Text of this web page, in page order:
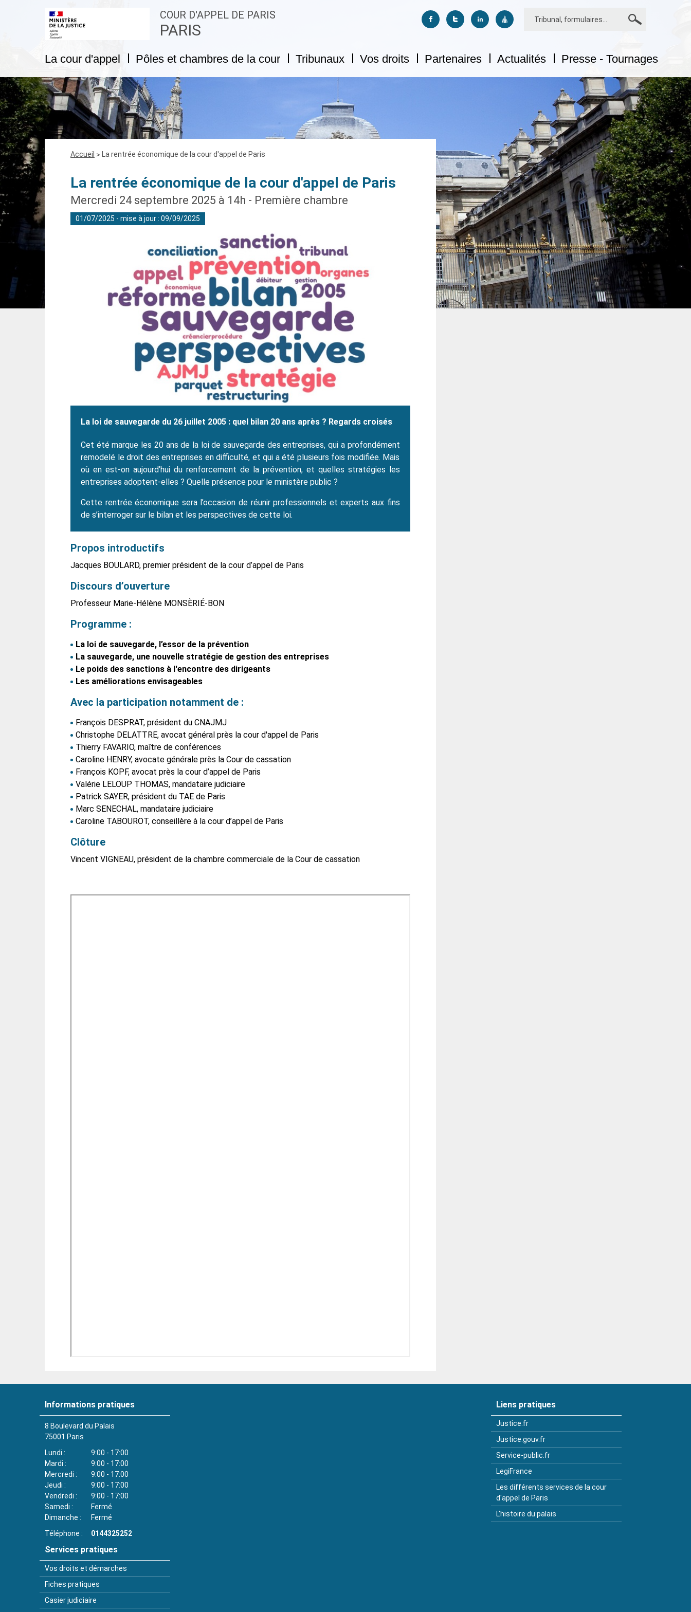
COUR D'APPEL DE PARIS
PARIS
Suivez-nous sur facebook
Suivez-nous sur twitter
Suivez-nous sur linkedin
Suivez-nous sur dailymotion
La cour d'appel Pôles et chambres de la cour Tribunaux Vos droits Partenaires Actualités Presse - Tournages
Fil
Accueil La rentrée économique de la cour d'appel de Paris
La rentrée économique de la cour d'appel de Paris
Mercredi 24 septembre 2025 à 14h - Première chambre
01/07/2025 - mise à jour : 09/09/2025
La loi de sauvegarde du 26 juillet 2005 : quel bilan 20 ans après ? Regards croisés
Cet été marque les 20 ans de la loi de sauvegarde des entreprises, qui a profondément
remodelé le droit des entreprises en difficulté, et qui a été plusieurs fois modifiée. Mais
où en est-on aujourd’hui du renforcement de la prévention, et quelles stratégies les
entreprises adoptent-elles ? Quelle présence pour le ministère public ?
Cette rentrée économique sera l’occasion de réunir professionnels et experts aux fins
de s’interroger sur le bilan et les perspectives de cette loi.
Propos introductifs
Jacques BOULARD, premier président de la cour d’appel de Paris
Discours d’ouverture
Professeur Marie-Hélène MONSÈRIÉ-BON
Programme :
La loi de sauvegarde, l’essor de la prévention
La sauvegarde, une nouvelle stratégie de gestion des entreprises
Le poids des sanctions à l'encontre des dirigeants
Les améliorations envisageables
Avec la participation notamment de :
François DESPRAT, président du CNAJMJ
Christophe DELATTRE, avocat général près la cour d'appel de Paris
Thierry FAVARIO, maître de conférences
Caroline HENRY, avocate générale près la Cour de cassation
François KOPF, avocat près la cour d’appel de Paris
Valérie LELOUP THOMAS, mandataire judiciaire
Patrick SAYER, président du TAE de Paris
Marc SENECHAL, mandataire judiciaire
Caroline TABOUROT, conseillère à la cour d’appel de Paris
Clôture
Vincent VIGNEAU, président de la chambre commerciale de la Cour de cassation
Informations pratiques
8 Boulevard du Palais
75001 Paris
Lundi
9:00 - 17:00
Mardi
9:00 - 17:00
Mercredi
9:00 - 17:00
Jeudi
9:00 - 17:00
Vendredi
9:00 - 17:00
Samedi
Fermé
Dimanche
Fermé
Téléphone
0144325252
Services pratiques
Vos droits et démarches
Fiches pratiques
Casier judiciaire
Liens pratiques
Justice.fr
Justice.gouv.fr
Service-public.fr
LegiFrance
Les différents services de la cour
d'appel de Paris
L'histoire du palais